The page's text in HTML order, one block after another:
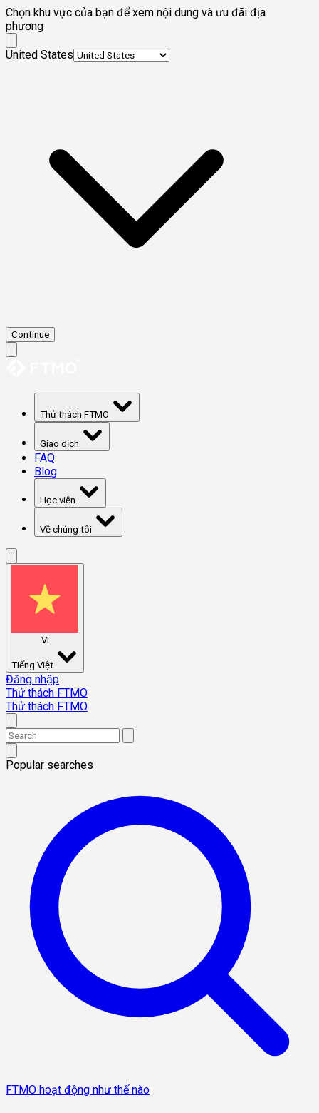
Chọn khu vực của bạn để xem nội dung và ưu đãi địa
phương
United States
Continue
Thử thách FTMO
Giao dịch
FAQ
Blog
Học viện
Về chúng tôi
VI
Tiếng Việt
Đăng nhập
Thử thách FTMO
Thử thách FTMO
Popular searches
FTMO hoạt động như thế nào